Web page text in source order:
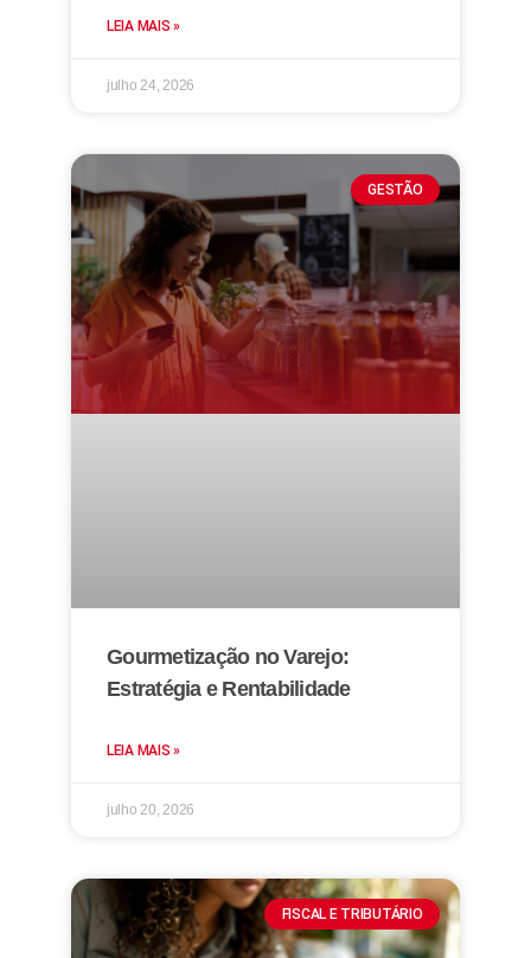
LEIA MAIS »
julho 24, 2026
GESTÃO
Gourmetização no Varejo:
Estratégia e Rentabilidade
LEIA MAIS »
julho 20, 2026
FISCAL E TRIBUTÁRIO